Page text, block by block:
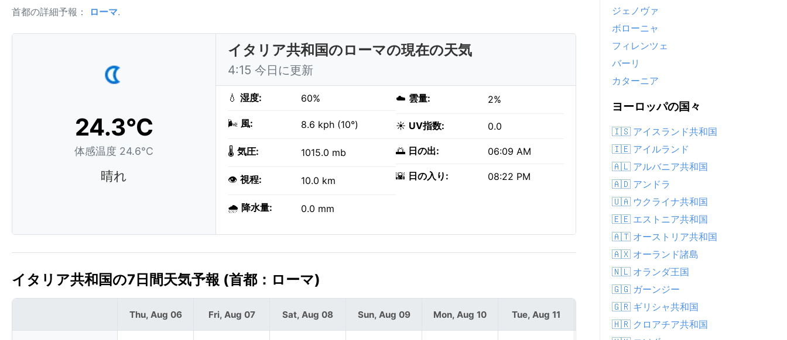
首都の詳細予報： ローマ.
24.3°C
体感温度 24.6°C
晴れ
イタリア共和国のローマの現在の天気
4:15 今日に更新
💧 湿度: 60%
🌬️ 風: 8.6 kph (10°)
🌡️ 気圧: 1015.0 mb
👁️ 視程: 10.0 km
🌧️ 降水量: 0.0 mm
☁️ 雲量: 2%
☀️ UV指数: 0.0
🌅 日の出: 06:09 AM
🌇 日の入り: 08:22 PM
イタリア共和国の7日間天気予報 (首都：ローマ)
Thu, Aug 06 Fri, Aug 07 Sat, Aug 08 Sun, Aug 09 Mon, Aug 10 Tue, Aug 11 Wed, Aug 12
ジェノヴァ
ボローニャ
フィレンツェ
バーリ
カターニア
ヨーロッパの国々
🇮🇸 アイスランド共和国
🇮🇪 アイルランド
🇦🇱 アルバニア共和国
🇦🇩 アンドラ
🇺🇦 ウクライナ共和国
🇪🇪 エストニア共和国
🇦🇹 オーストリア共和国
🇦🇽 オーランド諸島
🇳🇱 オランダ王国
🇬🇬 ガーンジー
🇬🇷 ギリシャ共和国
🇭🇷 クロアチア共和国